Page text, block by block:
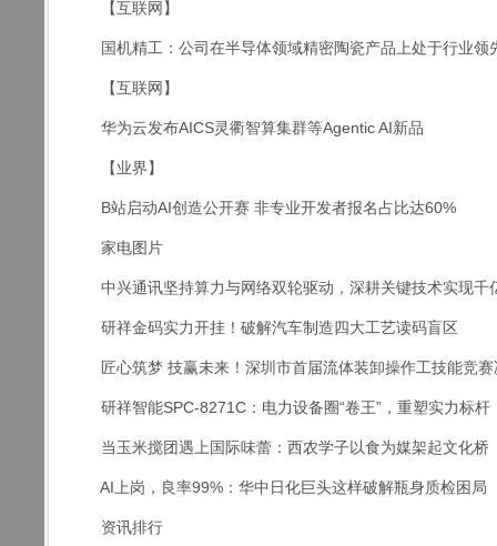
【互联网】
国机精工：公司在半导体领域精密陶瓷产品上处于行业领
【互联网】
华为云发布AICS灵衢智算集群等Agentic AI新品
【业界】
B站启动AI创造公开赛 非专业开发者报名占比达60%
家电图片
中兴通讯坚持算力与网络双轮驱动，深耕关键技术实现千
研祥金码实力开挂！破解汽车制造四大工艺读码盲区
匠心筑梦 技赢未来！深圳市首届流体装卸操作工技能竞赛
研祥智能SPC-8271C：电力设备圈“卷王”，重塑实力标杆
当玉米搅团遇上国际味蕾：西农学子以食为媒架起文化桥
AI上岗，良率99%：华中日化巨头这样破解瓶身质检困局
资讯排行